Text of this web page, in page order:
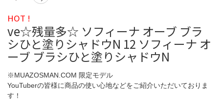
HOT !
ve☆残量多☆ ソフィーナ オーブ ブラ
シひと塗りシャドウN 12 ソフィーナ オ
ーブ ブラシひと塗りシャドウN
※MUAZOSMAN.COM 限定モデル
YouTuberの皆様に商品の使い心地などをご紹介いただいておりま
す！